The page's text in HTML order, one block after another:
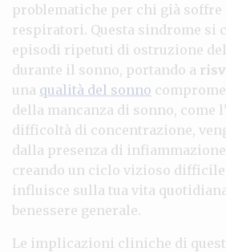
problematiche per chi già
respiratori. Questa sindrome si
episodi ripetuti di ostruzione
durante il sonno, portando a
una qualità del sonno
della mancanza di sonno, come
difficoltà di concentrazione,
dalla presenza di
creando un ciclo vizioso difficile
influisce sulla tua vita
benessere generale.
Le implicazioni cliniche di